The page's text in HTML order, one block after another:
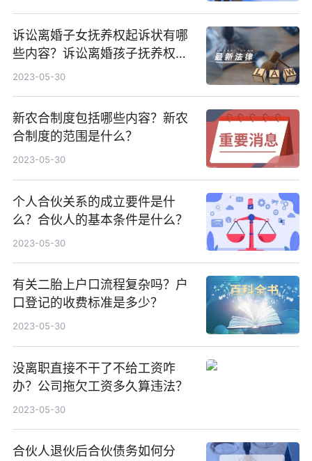
诉讼离婚子女抚养权起诉状有哪
些内容？诉讼离婚孩子抚养权起
诉状格式是什么？
2023-05-30
新农合制度包括哪些内容？新农
合制度的范围是什么？
2023-05-30
个人合伙关系的成立要件是什
么？合伙人的基本条件是什么？
2023-05-30
有关二胎上户口流程复杂吗？户
口登记的收费标准是多少？
2023-05-30
没离职直接不干了不给工资咋
办？公司拖欠工资多久算违法？
2023-05-30
合伙人退伙后合伙债务如何分